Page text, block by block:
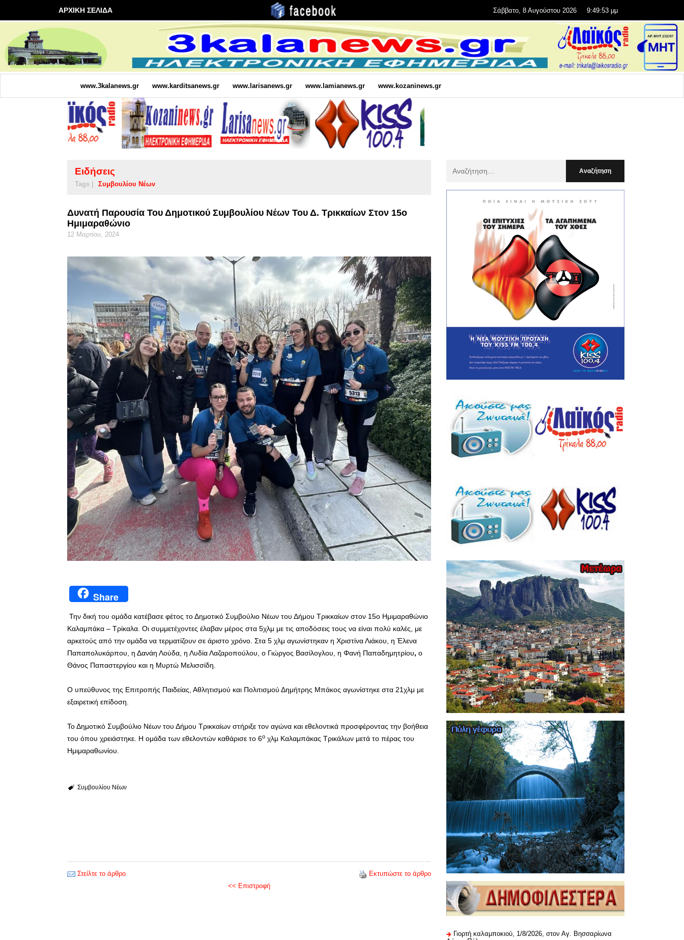
ΑΡΧΙΚΗ ΣΕΛΙΔΑ Σάββατο, 8 Αυγούστου 2026 9:49:54 μμ
www.3kalanews.gr www.karditsanews.gr www.larisanews.gr www.lamianews.gr www.kozaninews.gr
Ειδήσεις
Tags | Συμβουλίου Νέων
Δυνατή Παρουσία Του Δημοτικού Συμβουλίου Νέων Του Δ. Τρικκαίων Στον 15ο
Ημιμαραθώνιο
12 Μαρτίου, 2024
Share
Την δική του ομάδα κατέβασε φέτος το Δημοτικό Συμβούλιο Νέων του Δήμου Τρικκαίων στον 15ο Ημιμαραθώνιο
Καλαμπάκα – Τρίκαλα. Οι συμμετέχοντες έλαβαν μέρος στα 5χλμ με τις αποδόσεις τους να είναι πολύ καλές, με
αρκετούς από την ομάδα να τερματίζουν σε άριστο χρόνο. Στα 5 χλμ αγωνίστηκαν η Χριστίνα Λιάκου, η Έλενα
Παπαπολυκάρπου, η Δανάη Λούδα, η Λυδία Λαζαροπούλου, ο Γιώργος Βασίλογλου, η Φανή Παπαδημητρίου, ο
Θάνος Παπαστεργίου και η Μυρτώ Μελισσίδη.
Ο υπεύθυνος της Επιτροπής Παιδείας, Αθλητισμού και Πολιτισμού Δημήτρης Μπάκος αγωνίστηκε στα 21χλμ με
εξαιρετική επίδοση.
Το Δημοτικό Συμβούλιο Νέων του Δήμου Τρικκαίων στήριξε τον αγώνα και εθελοντικά προσφέροντας την βοήθεια
του όπου χρειάστηκε. Η ομάδα των εθελοντών καθάρισε το 6ο χλμ Καλαμπάκας Τρικάλων μετά το πέρας του
Ημιμαραθωνίου.
Συμβουλίου Νέων
Στείλτε το άρθρο
Εκτυπώστε το άρθρο
<< Επιστροφή
:
Γιορτή καλαμποκιού, 1/8/2026, στον Αγ. Βησσαρίωνα